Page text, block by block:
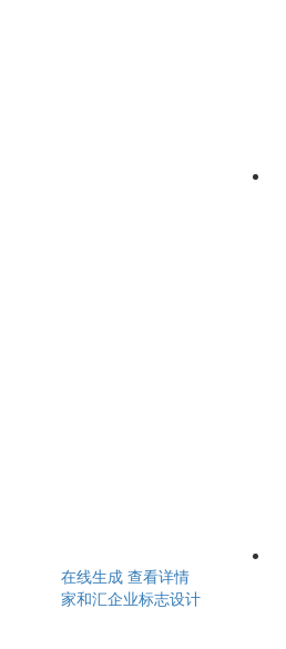
在线生成 查看详情
家和汇企业标志设计